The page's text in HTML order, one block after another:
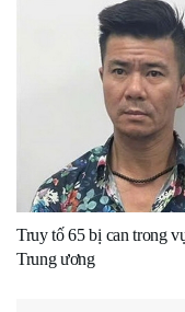
Truy tố 65 bị can trong
Trung ương